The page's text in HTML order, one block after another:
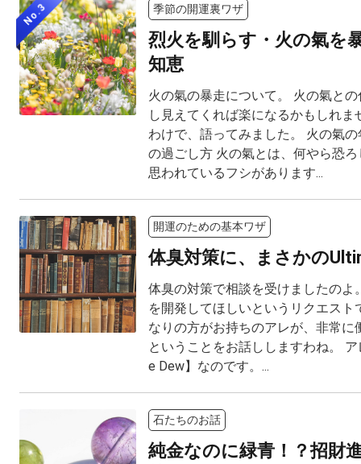
No.3 季節の開運裏ワザ
烈火を馴らす・火の氣を
知恵
火の氣の暴走について。 火の氣と
し見えてくれば楽になるかもしれま
わけで、語ってみました。 火の氣
の過ごし方 火の氣とは、何やら恐
思われているフシがあります...
開運のための基本ワザ
体臭対策に、まさかの
体臭の対策で相談を受けましたのよ
を開発してほしいというリクエスト
なりの方がお持ちのアレが、非常に
ということをお話ししますわね。
e Dew】なのです。...
石たちのお話
純金なのに緑青！？招財